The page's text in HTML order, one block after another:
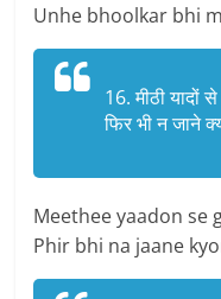
Unhe bhoolkar bhi
16. मीठी यादों
फिर भी न जाने
Meethee yaadon se
Phir bhi na jaane